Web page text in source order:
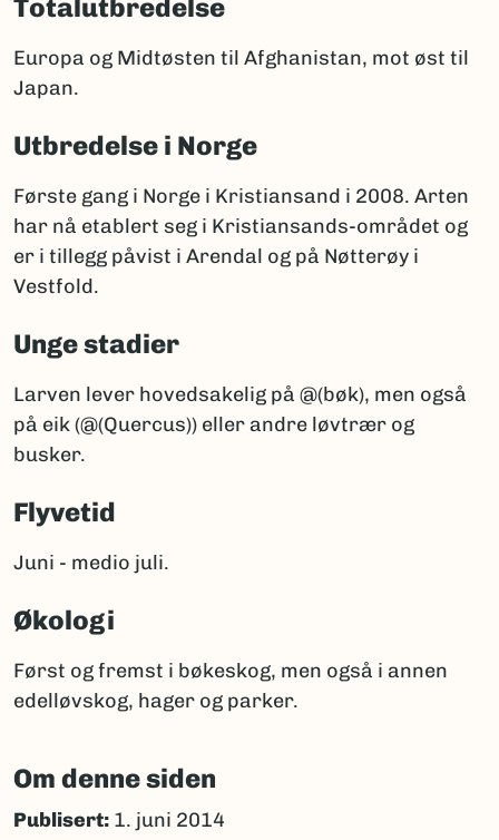
Totalutbredelse
Europa og Midtøsten til Afghanistan, mot øst til
Japan.
Utbredelse i Norge
Første gang i Norge i Kristiansand i 2008. Arten
har nå etablert seg i Kristiansands-området og
er i tillegg påvist i Arendal og på Nøtterøy i
Vestfold.
Unge stadier
Larven lever hovedsakelig på @(bøk), men også
på eik (@(Quercus)) eller andre løvtrær og
busker.
Flyvetid
Juni - medio juli.
Økologi
Først og fremst i bøkeskog, men også i annen
edelløvskog, hager og parker.
Om denne siden
Publisert: 1. juni 2014